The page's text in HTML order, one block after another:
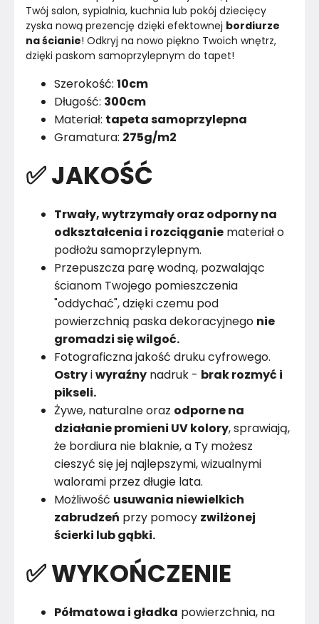
Twój salon, sypialnia, kuchnia lub pokój dziecięcy
zyska nową prezencję dzięki efektownej bordiurze
na ścianie! Odkryj na nowo piękno Twoich wnętrz,
dzięki paskom samoprzylepnym do tapet!
Szerokość: 10cm
Długość: 300cm
Materiał: tapeta samoprzylepna
Gramatura: 275g/m2
✅ JAKOŚĆ
Trwały, wytrzymały oraz odporny na
odkształcenia i rozciąganie materiał o
podłożu samoprzylepnym.
Przepuszcza parę wodną, pozwalając
ścianom Twojego pomieszczenia
"oddychać", dzięki czemu pod
powierzchnią paska dekoracyjnego nie
gromadzi się wilgoć.
Fotograficzna jakość druku cyfrowego.
Ostryiwyraźny nadruk - brak rozmyć i
pikseli.
Żywe, naturalne oraz odporne na
działanie promieni UV kolory, sprawiają,
że bordiura nie blaknie, a Ty możesz
cieszyć się jej najlepszymi, wizualnymi
walorami przez długie lata.
Możliwość usuwania niewielkich
zabrudzeń przy pomocy zwilżonej
ścierki lub gąbki.
✅ WYKOŃCZENIE
Półmatowa i gładka powierzchnia, na